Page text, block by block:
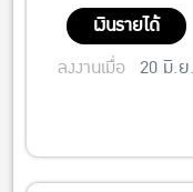
เงินรายได้
ลงงานเมื่อ 20 มิ.